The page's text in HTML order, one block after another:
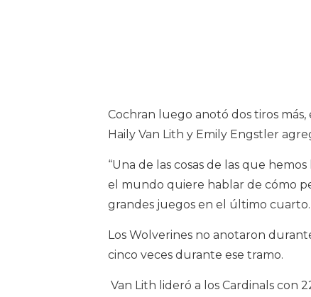
Cochran luego anotó dos tiros
Haily Van Lith y Emily Engstler
“Una de las cosas de las que
el mundo quiere hablar de cómo
grandes juegos en el último
Los Wolverines no anotaron
cinco veces durante ese tramo.
Van Lith lideró a los Cardinals con